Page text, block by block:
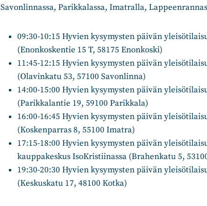
Savonlinnassa, Parikkalassa, Imatralla,
09:30-10:15 Hyvien kysymysten päivän
(Enonkoskentie 15 T, 58175 Enonkoski)
11:45-12:15 Hyvien kysymysten päivän
(Olavinkatu 53, 57100 Savonlinna)
14:00-15:00 Hyvien kysymysten päivän
(Parikkalantie 19, 59100 Parikkala)
16:00-16:45 Hyvien kysymysten päivän
(Koskenparras 8, 55100 Imatra)
17:15-18:00 Hyvien kysymysten päivän
kauppakeskus IsoKristiinassa (Brahenkatu 5,
19:30-20:30 Hyvien kysymysten päivän
(Keskuskatu 17, 48100 Kotka)